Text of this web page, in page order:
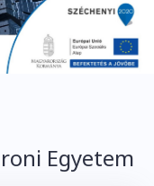
Egyetem